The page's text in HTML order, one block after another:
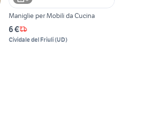
Maniglie per Mobili da Cucina
6 €
Cividale del Friuli(UD)